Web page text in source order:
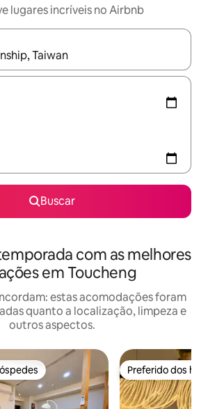
lugares incríveis no Airbnb
estiverem disponíveis, explore-os
Buscar
com as melhores
em Toucheng
estas acomodações foram
quanto a localização, limpeza e
outros aspectos.
dos hóspedes Preferido dos
Preferido dos